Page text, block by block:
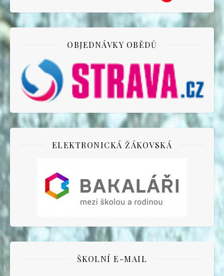
OBJEDNÁVKY OBĚDŮ
ELEKTRONICKÁ ŽÁKOVSKÁ
ŠKOLNÍ E-MAIL